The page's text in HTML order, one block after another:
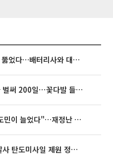
포스코퓨처엠, LFP 시장 뚫었다…배터리사와 대규모 장기 공급 합의
아옳이, 한의사 김형배와 벌써 200일⋯꽃다발 들고 "프러포즈 아냐"
추미애 "복지가 아니라 도민이 늘었다"…재정난 책임론 정면돌파
미사일 제원 정밀분석 중"